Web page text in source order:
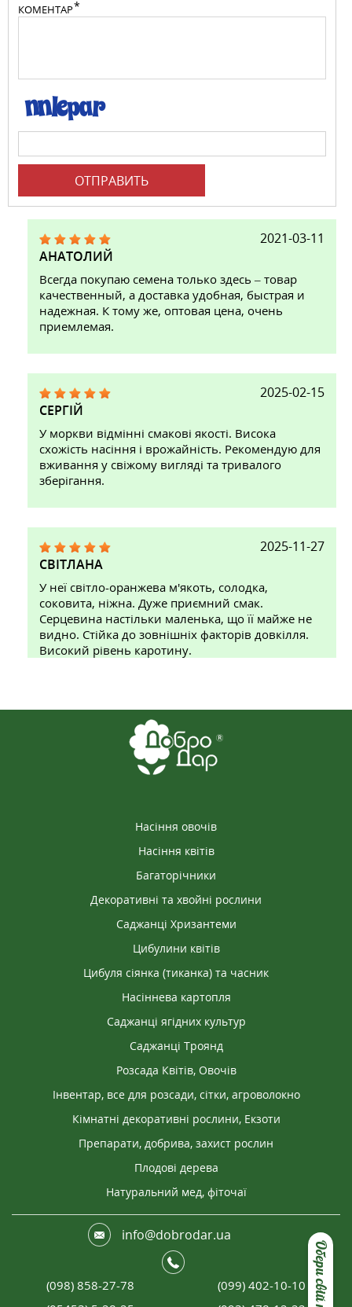
КОМЕНТАР
ОТПРАВИТЬ
2021-03-11
АНАТОЛИЙ
Всегда покупаю семена только здесь – товар
качественный, а доставка удобная, быстрая и
надежная. К тому же, оптовая цена, очень
приемлемая.
2025-02-15
СЕРГІЙ
У моркви відмінні смакові якості. Висока
схожість насіння і врожайність. Рекомендую для
вживання у свіжому вигляді та тривалого
зберігання.
2025-11-27
СВІТЛАНА
У неї світло-оранжева м'якоть, солодка,
соковита, ніжна. Дуже приємний смак.
Серцевина настільки маленька, що її майже не
видно. Стійка до зовнішніх факторів довкілля.
Високий рівень каротину.
Сорт повністю відповідає своїм характеристикам
— дає великі, соковиті та солодкі плоди. Дякую
Насіння овочів
Насіння квітів
Багаторічники
Декоративні та хвойні рослини
Саджанці Хризантеми
Цибулини квітів
Цибуля сіянка (тиканка) та часник
Насіннева картопля
Саджанці ягідних культур
Саджанці Троянд
Розсада Квітів, Овочів
Інвентар, все для розсади, сітки, агроволокно
Кімнатні декоративні рослини, Екзоти
Препарати, добрива, захист рослин
Плодові дерева
Натуральний мед, фіточаї
info@dobrodar.ua
(098) 858-27-78
(099) 402-10-10